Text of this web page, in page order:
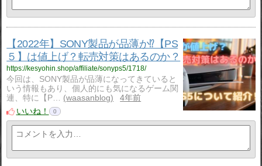
【2022年】SONY製品が品薄か⁉【PS
５】は値上げ？転売対策はあるのか？
https://kesyohin.shop/affiliate/sonyps5/1718/
今回は、SONY製品が品薄になってきていると
いう情報もあり、個人的にも気になるゲーム関
連、特に【P…
waasanblog
4年前
いいね！
0